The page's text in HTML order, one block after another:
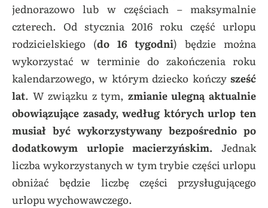
jednorazowo lub w częściach – maksymalnie
czterech. Od stycznia 2016 roku część urlopu
rodzicielskiego (do 16 tygodni) będzie można
wykorzystać w terminie do zakończenia roku
kalendarzowego, w którym dziecko kończy sześć
lat. W związku z tym, zmianie ulegną aktualnie
obowiązujące zasady, według których urlop ten
musiał być wykorzystywany bezpośrednio po
dodatkowym urlopie macierzyńskim. Jednak
liczba wykorzystanych w tym trybie części urlopu
obniżać będzie liczbę części przysługującego
urlopu wychowawczego.